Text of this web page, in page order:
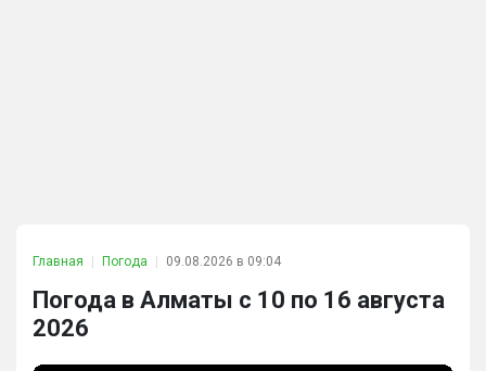
Главная Погода 09.08.2026 в 09:04
Погода в Алматы с 10 по 16 августа
2026